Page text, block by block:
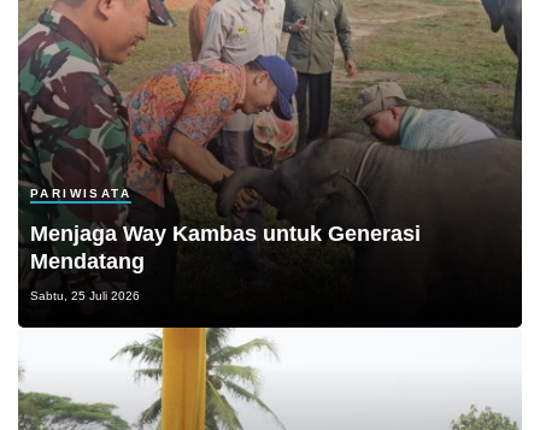
PARIWISATA
Menjaga Way Kambas untuk Generasi
Mendatang
Sabtu, 25 Juli 2026